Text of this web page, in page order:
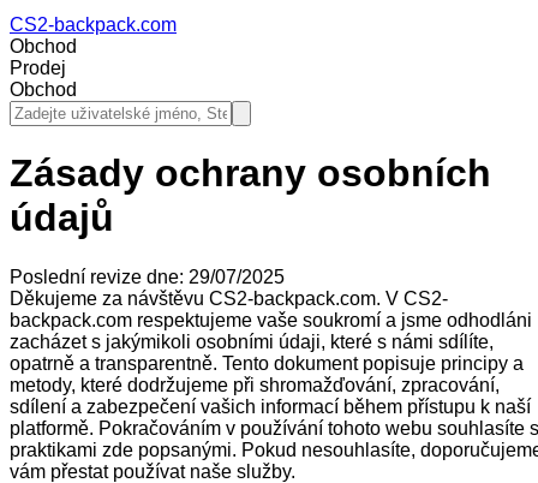
CS2-backpack.com
Obchod
Prodej
Obchod
Zásady ochrany osobních
údajů
Poslední revize dne: 29/07/2025
Děkujeme za návštěvu CS2-backpack.com. V CS2-
backpack.com respektujeme vaše soukromí a jsme odhodláni
zacházet s jakýmikoli osobními údaji, které s námi sdílíte,
opatrně a transparentně. Tento dokument popisuje principy a
metody, které dodržujeme při shromažďování, zpracování,
sdílení a zabezpečení vašich informací během přístupu k naší
platformě. Pokračováním v používání tohoto webu souhlasíte s
praktikami zde popsanými. Pokud nesouhlasíte,
vám přestat používat naše služby.